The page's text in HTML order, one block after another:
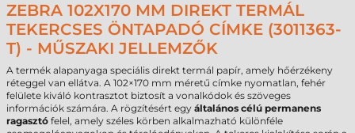
ZEBRA 102X170 MM DIREKT TERMÁL
TEKERCSES ÖNTAPADÓ CÍMKE (3011363-
T) - MŰSZAKI JELLEMZŐK
A termék alapanyaga speciális direkt termál papír, amely hőérzékeny
réteggel van ellátva. A 102×170 mm méretű címke nyomatlan, fehér
felülete kiváló kontrasztot biztosít a vonalkódok és szöveges
információk számára. A rögzítésért egy általános célú permanens
ragasztó felel, amely széles körben alkalmazható különféle